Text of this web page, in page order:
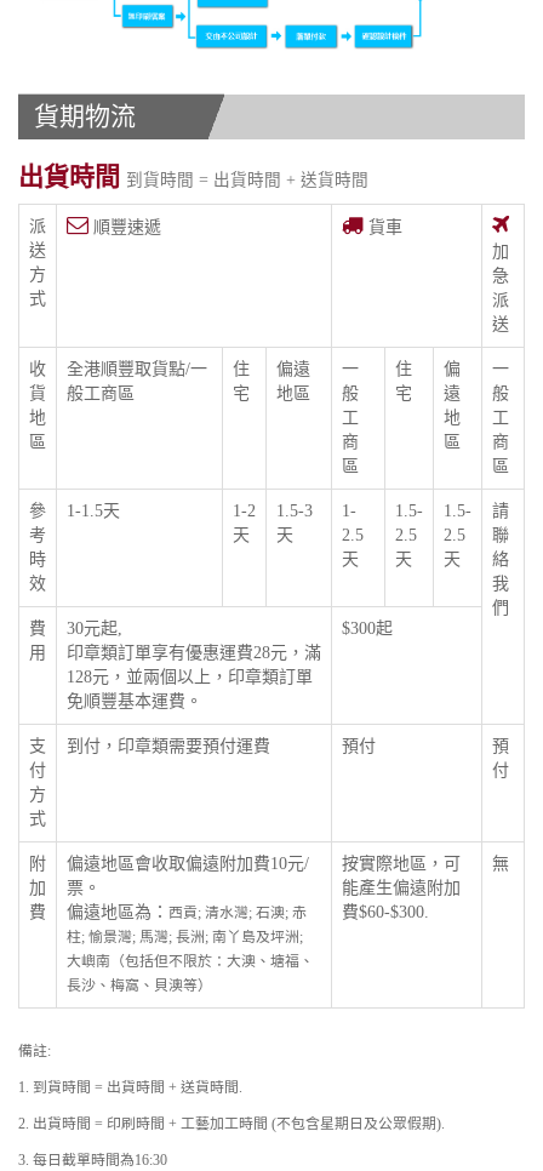
貨期物流
出貨時間 到貨時間 = 出貨時間 + 送貨時間
派
送
方
式
順豐速遞
貨車
加
急
派
送
收
貨
地
區
全港順豐取貨點/一
般工商區
住
宅
偏遠
地區
一
般
工
商
區
住
宅
偏
遠
地
區
一
般
工
商
區
參
考
時
效
1-1.5天
1-2
天
1.5-3
天
1-
2.5
天
1.5-
2.5
天
1.5-
2.5
天
請
聯
絡
我
們
費
用
30元起,
印章類訂單享有優惠運費28元，滿
128元，並兩個以上，印章類訂單
免順豐基本運費。
$300起
支
付
方
式
到付，印章類需要預付運費 預付
預
付
附
加
費
偏遠地區會收取偏遠附加費10元/
票。
偏遠地區為： 西貢; 清水灣; 石澳; 赤
柱; 愉景灣; 馬灣; 長洲; 南丫島及坪洲;
大嶼南（包括但不限於：大澳、塘福、
長沙、梅窩、貝澳等）
按實際地區，可
能產生偏遠附加
費$60-$300.
無
備註:
1. 到貨時間 = 出貨時間 + 送貨時間.
2. 出貨時間 = 印刷時間 + 工藝加工時間 (不包含星期日及公眾假期).
3. 每日截單時間為16:30